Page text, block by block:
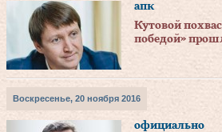
апк
Кутовой
победой»
Воскресенье, 20 ноября 2016
официально